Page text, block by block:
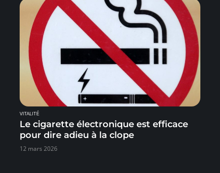
VITALITÉ
Le cigarette électronique est efficace
pour dire adieu à la clope
12 mars 2026